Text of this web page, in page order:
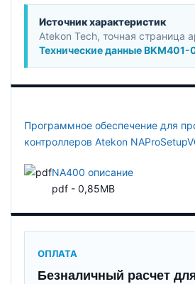
Источник характеристик
Atekon Tech, точная страница
Технические данные BKM401-
Программное обеспечение для
контроллеров Atekon
NA400 описание
pdf - 0,85MB
ОПЛАТА
Безналичный расчет